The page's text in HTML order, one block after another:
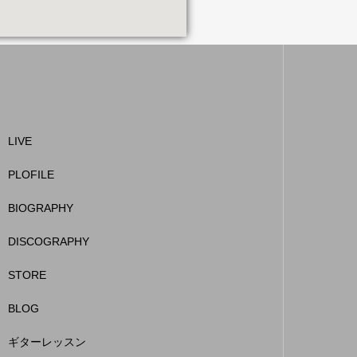
LIVE
PLOFILE
BIOGRAPHY
DISCOGRAPHY
STORE
BLOG
ギターレッスン